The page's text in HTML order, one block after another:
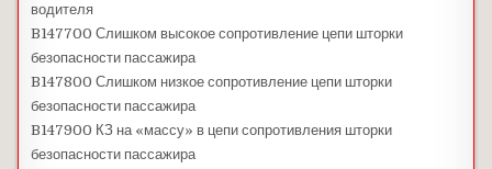
водителя
B147700 Слишком высокое сопротивление цепи шторки
безопасности пассажира
B147800 Слишком низкое сопротивление цепи шторки
безопасности пассажира
B147900 КЗ на «массу» в цепи сопротивления шторки
безопасности пассажира